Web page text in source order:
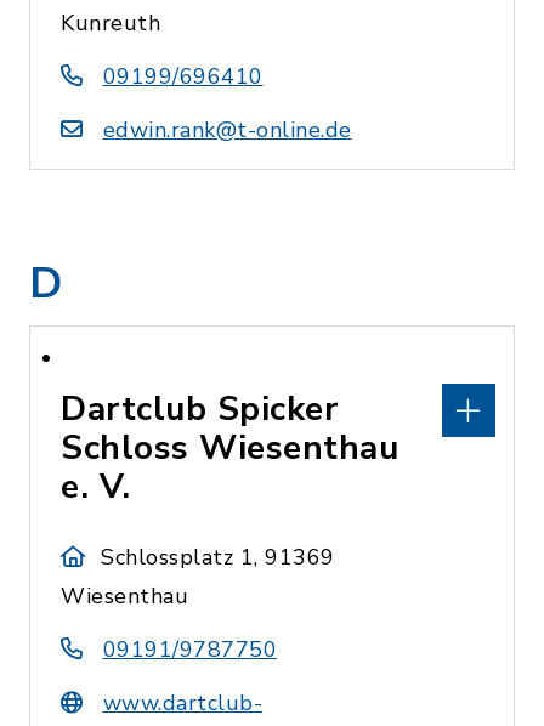
Kunreuth
09199/696410
edwin.rank@t-online.de
D
Dartclub Spicker
Schloss Wiesenthau
e. V.
Schlossplatz 1, 91369
Wiesenthau
09191/9787750
www.dartclub-